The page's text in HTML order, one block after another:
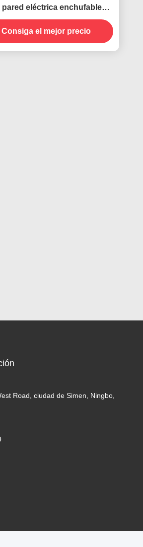
pared eléctrica enchufable
UV Lámpara contra
Estado sólido muy
eficaz
Consiga el mejor precio
Road, ciudad de Simen, Ningbo,